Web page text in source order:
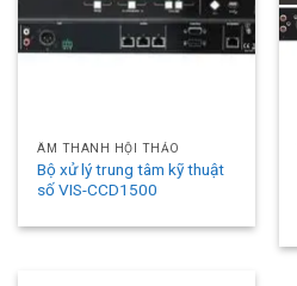
ÂM THANH HỘI THẢO
Bộ xử lý trung tâm kỹ thuật
số VIS-CCD1500